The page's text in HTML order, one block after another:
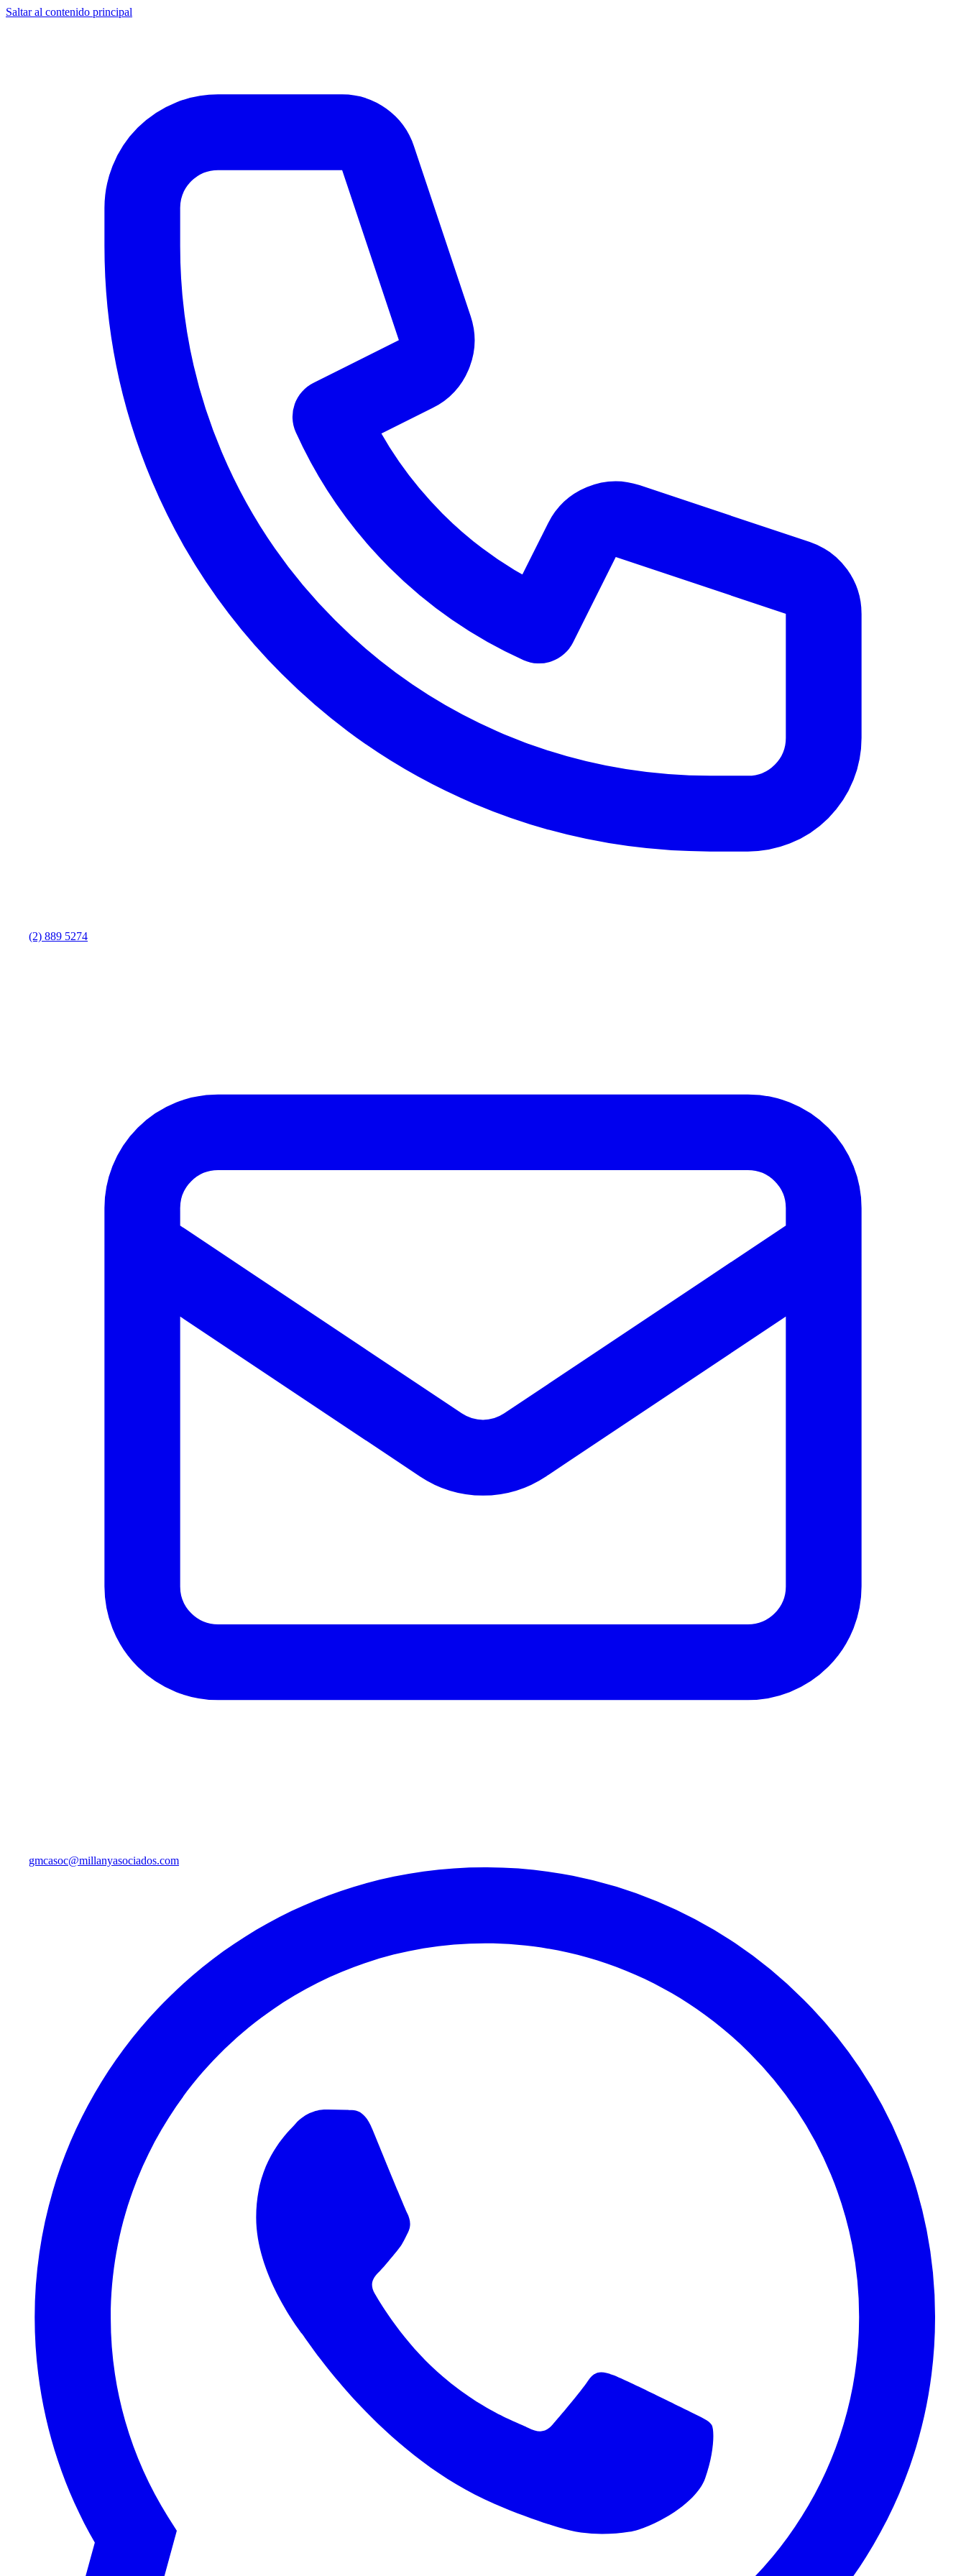
Saltar al contenido principal
(2) 889 5274
gmcasoc@millanyasociados.com